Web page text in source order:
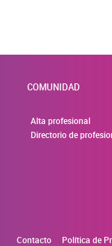
COMUNIDAD
Alta profesional
Directorio de
Contacto Política de